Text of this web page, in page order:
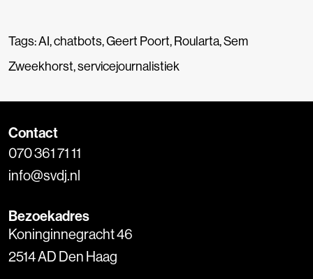
Tags:AI,chatbots,Geert Poort,Roularta,Sem
Zweekhorst,servicejournalistiek
Contact
070 361 71 11
info@svdj.nl
Bezoekadres
Koninginnegracht 46
2514 AD Den Haag